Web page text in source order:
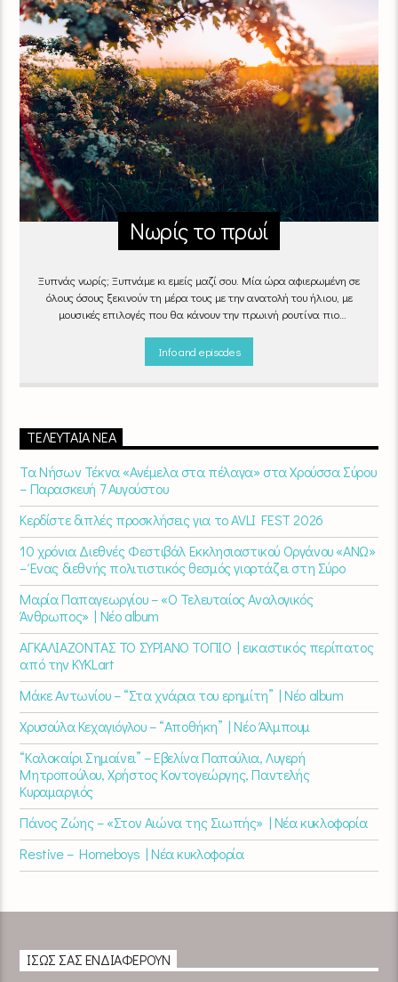
Νωρίς το πρωί
Ξυπνάς νωρίς; Ξυπνάμε κι εμείς μαζί σου. Μία ώρα αφιερωμένη σε
όλους όσους ξεκινούν τη μέρα τους με την ανατολή του ήλιου, με
μουσικές επιλογές που θα κάνουν την πρωινή ρουτίνα πιο
06:00 - 07:00 στον Empneusi 107 FM
Info and episodes
ΤΕΛΕΥΤΑΊΑ ΝΈΑ
Τα Νήσων Τέκνα «Ανέμελα στα πέλαγα» στα Χρούσσα Σύρου
– Παρασκευή 7 Αυγούστου
Κερδίστε διπλές προσκλήσεις για το AVLI FEST 2026
10 χρόνια Διεθνές Φεστιβάλ Εκκλησιαστικού Οργάνου «ΑΝΩ»
– Ένας διεθνής πολιτιστικός θεσμός γιορτάζει στη Σύρο​
Μαρία Παπαγεωργίου – «Ο Τελευταίος Αναλογικός
Άνθρωπος» | Νέο album
ΑΓΚΑΛΙΑΖΟΝΤΑΣ ΤΟ ΣΥΡΙΑΝΟ ΤΟΠΙΟ | εικαστικός περίπατος
από την KYKLart
Μάκε Αντωνίου – “Στα χνάρια του ερημίτη” | Νέο album
Χρυσούλα Κεχαγιόγλου – “Αποθήκη” | Νέο Άλμπουμ
“Καλοκαίρι Σημαίνει” – Εβελίνα Παπούλια, Λυγερή
Μητροπούλου, Χρήστος Κοντογεώργης, Παντελής
Κυραμαργιός
Πάνος Ζώης – «Στον Αιώνα της Σιωπής» | Νέα κυκλοφορία
Restive – Homeboys | Νέα κυκλοφορία
ΊΣΩΣ ΣΑΣ ΕΝΔΙΑΦΈΡΟΥΝ